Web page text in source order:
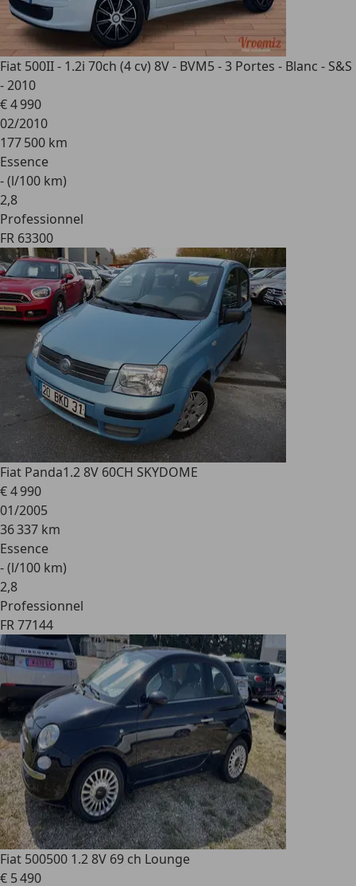
Fiat 500II - 1.2i 70ch (4 cv) 8V - BVM5 - 3 Portes - Blanc - S&S
- 2010
€ 4 990
02/2010
177 500 km
Essence
- (l/100 km)
2,8
Professionnel
FR 63300
Fiat Panda1.2 8V 60CH SKYDOME
€ 4 990
01/2005
36 337 km
Essence
- (l/100 km)
2,8
Professionnel
FR 77144
Fiat 500500 1.2 8V 69 ch Lounge
€ 5 490